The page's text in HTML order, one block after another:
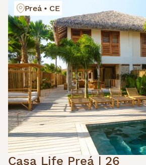
Preá • CE
Casa Life Preá | 26